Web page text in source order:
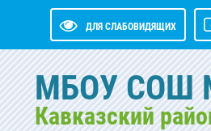
ДЛЯ СЛАБОВИДЯЩИХ
МБОУ СОШ
Кавказский